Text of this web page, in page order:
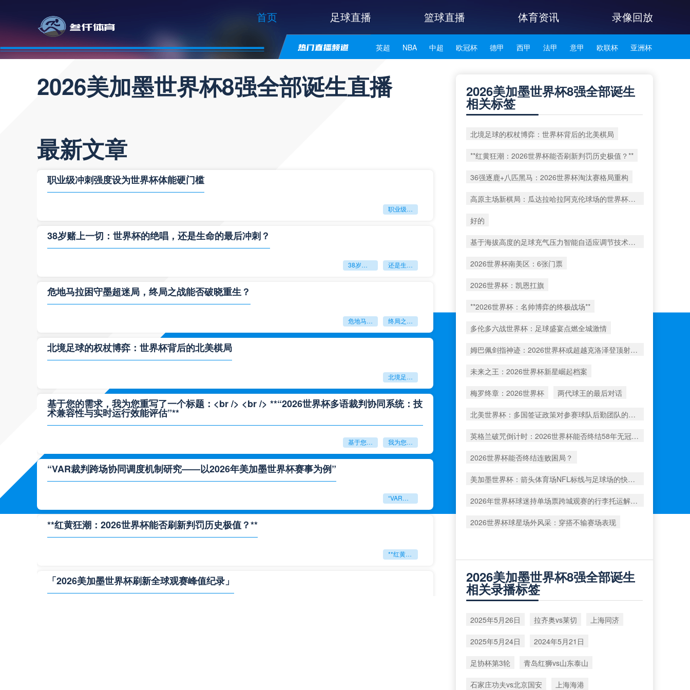
首页 足球直播 篮球直播 体育资讯 录像回放
英超 NBA 中超 欧冠杯 德甲 西甲 法甲 意甲 欧联杯 亚洲杯
世亚预
2026美加墨世界杯8强全部诞生直播
最新文章
职业级冲刺强度设为世界杯体能硬门槛
职业级冲刺强度设为世界杯体能硬门槛
38岁赌上一切：世界杯的绝唱，还是生命的最后冲刺？
38岁赌上一切：世界杯的绝唱 还是生命的最后冲刺？
危地马拉困守墨超迷局，终局之战能否破晓重生？
危地马拉困守墨超迷局 终局之战能否破晓重生？
北境足球的权杖博弈：世界杯背后的北美棋局
北境足球的权杖博弈：世界杯背后的北美棋局
基于您的需求，我为您重写了一个标题：<br /> <br /> **“2026世界杯多语裁判协同系统：技
术兼容性与实时运行效能评估”**
基于您的需求 我为您重写了一个标题：<br /> <br /> **“2026世界杯多语裁判协同系统：技术兼容性与实时运行效能评估”**
“VAR裁判跨场协同调度机制研究——以2026年美加墨世界杯赛事为例”
“VAR裁判跨场协同调度机制研究——以2026年美加墨世界杯赛事为例”
**红黄狂潮：2026世界杯能否刷新判罚历史极值？**
**红黄狂潮：2026世界杯能否刷新判罚历史极值？**
「2026美加墨世界杯刷新全球观赛峰值纪录」
2026美加墨世界杯8强全部诞生
相关标签
北境足球的权杖博弈：世界杯背后的北美棋局
**红黄狂潮：2026世界杯能否刷新判罚历史极值？**
36强逐鹿+八匹黑马：2026世界杯淘汰赛格局重构
高原主场新棋局：瓜达拉哈拉阿克伦球场的世界杯战术重塑
好的
基于海拔高度的足球充气压力智能自适应调节技术——2026世界杯用球解析
2026世界杯南美区：6张门票
2026世界杯：凯恩扛旗
**2026世界杯：名帅博弈的终极战场**
多伦多六战世界杯：足球盛宴点燃全城激情
姆巴佩剑指神迹：2026世界杯或超越克洛泽登顶射手王
未来之王：2026世界杯新星崛起档案
梅罗终章：2026世界杯 两代球王的最后对话
北美世界杯：多国签证政策对参赛球队后勤团队的运作挑战与应对分析
英格兰破咒倒计时：2026世界杯能否终结58年无冠之痛？
2026世界杯能否终结连败困局？
美加墨世界杯：箭头体育场NFL标线与足球场的快速切换工艺深度解析
2026年世界杯球迷持单场票跨城观赛的行李托运解决方案
2026世界杯球星场外风采：穿搭不输赛场表现
2026美加墨世界杯8强全部诞生
相关录播标签
2025年5月26日 拉齐奥vs莱切 上海同济
2025年5月24日 2024年5月21日
足协杯第3轮 青岛红狮vs山东泰山
石家庄功夫vs北京国安 上海海港